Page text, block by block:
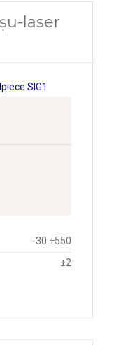
laser
-30 +550
±2